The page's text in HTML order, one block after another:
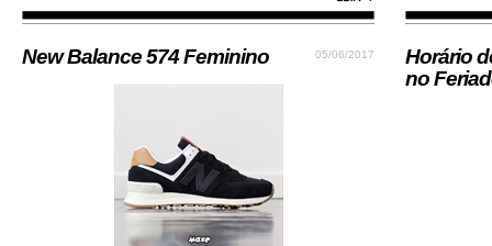
05/06/2017
New Balance 574 Feminino
Horário
no